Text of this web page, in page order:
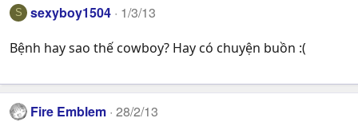
S sexyboy1504 1/3/13
Bệnh hay sao thế cowboy? Hay có chuyện buồn :(
Fire Emblem 28/2/13